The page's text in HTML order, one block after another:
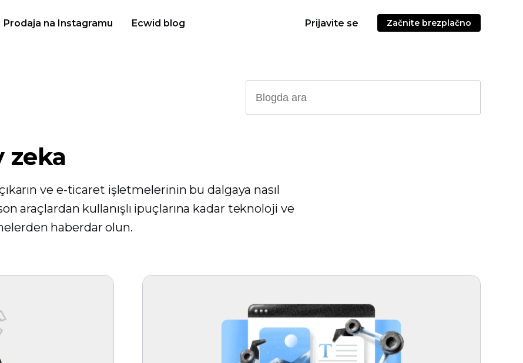
Prodaja na Instagramu Ecwid blog Prijavite se Začnite brezplačno
zeka
ve e-ticaret işletmelerinin bu dalgaya nasıl
araçlardan kullanışlı ipuçlarına kadar teknoloji ve
haberdar olun.